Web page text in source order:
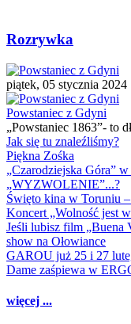
Rozrywka
piątek, 05 stycznia 2024
Powstaniec z Gdyni
„Powstaniec 1863”- to
Jak się tu znaleźliśmy?
Piękna Zośka
„Czarodziejska Góra”
„WYZWOLENIE”...?
Święto kina w Toruniu
Koncert „Wolność jest
Jeśli lubisz film „Buena
show na Ołowiance
GAROU już 25 i 27
Dame zaśpiewa w
więcej ...